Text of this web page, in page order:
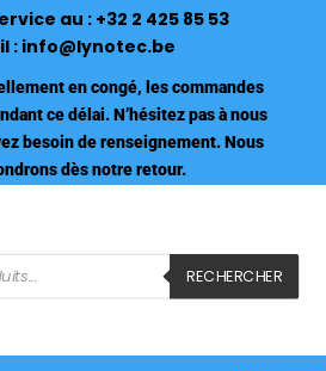
au : +32 2 425 85 53
:info@lynotec.be
en congé, les commandes
ce délai. N’hésitez pas à nous
besoin de renseignement. Nous
dès notre retour.
RECHERCHER